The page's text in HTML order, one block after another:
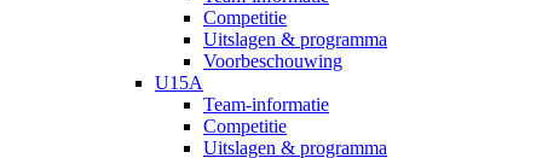
Competitie
Uitslagen & programma
Voorbeschouwing
U15A
Team-informatie
Competitie
Uitslagen & programma